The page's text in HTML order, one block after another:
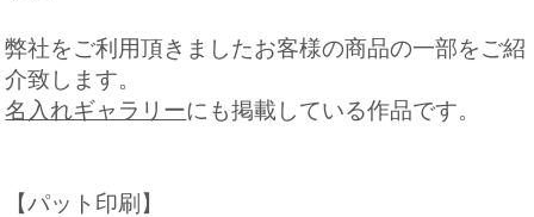
弊社をご利用頂きましたお客様の商品の一部をご紹
介致します。
名入れギャラリーにも掲載している作品です。
【パット印刷】